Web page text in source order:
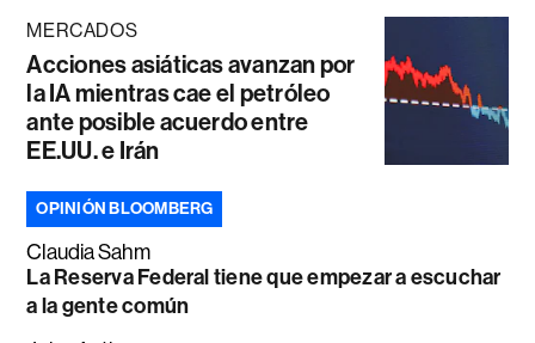
MERCADOS
Acciones asiáticas avanzan por
la IA mientras cae el petróleo
ante posible acuerdo entre
EE.UU. e Irán
OPINIÓN BLOOMBERG
Claudia Sahm
La Reserva Federal tiene que empezar a escuchar
a la gente común